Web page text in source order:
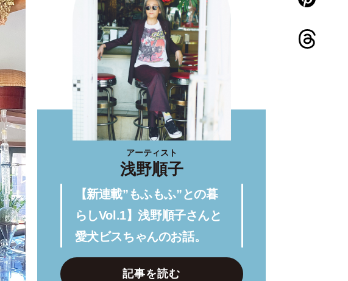
アーティスト
浅野順子
【新連載”もふもふ”との暮
らしVol.1】浅野順子さんと
愛犬ビスちゃんのお話。
記事を読む